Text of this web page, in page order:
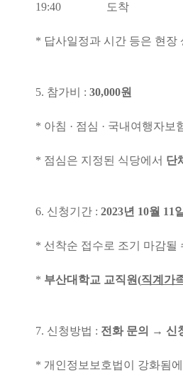
19:40 도착
* 답사일정과 시간 등은 현장
5. 참가비 : 30,000원
* 아침 · 점심 · 국내여행자보
* 점심은 지정된 식당에서 단
6. 신청기간 : 2023년 10월 11일
* 선착순 접수로 조기 마감될
* 부산대학교 교직원(직계가
7. 신청방법 : 전화 문의 → 신
* 개인정보보호법이 강화됨